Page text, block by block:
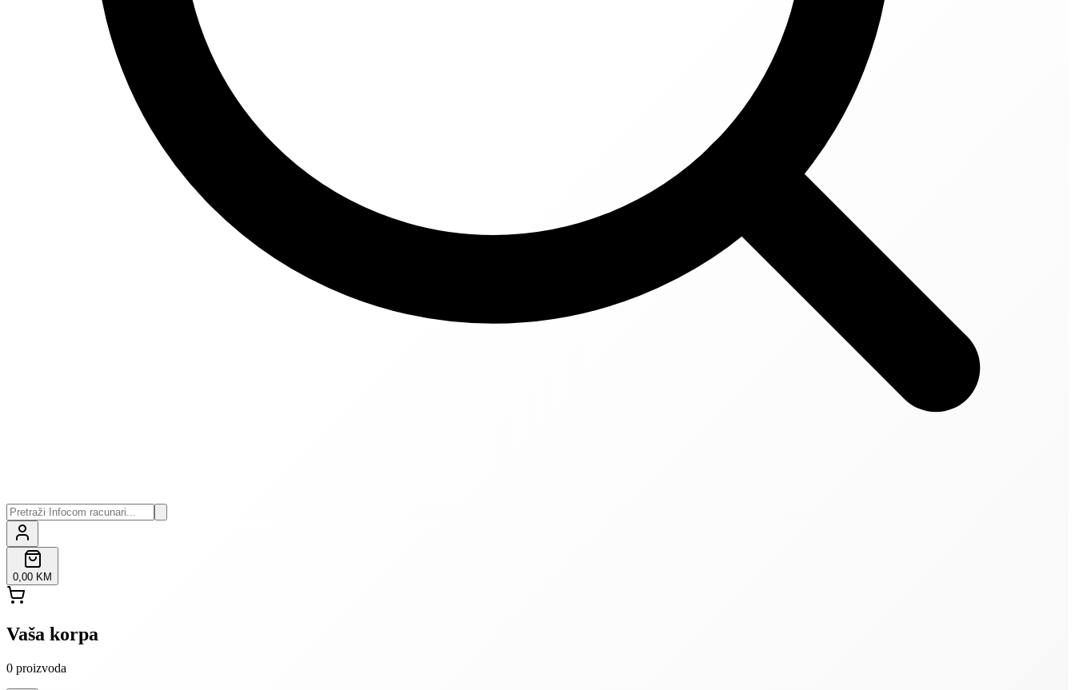
0,00 KM
Vaša korpa
0 proizvoda